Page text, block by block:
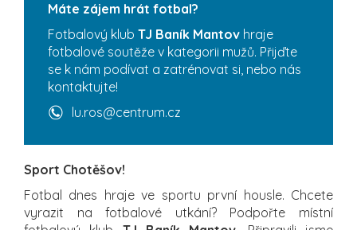
Máte zájem hrát fotbal?
Fotbalový klub TJ Baník Mantov hraje
fotbalové soutěže v kategorii mužů. Přijďte
se k nám podívat a zatrénovat si, nebo nás
kontaktujte!
lu.ros@centrum.cz
Sport Chotěšov!
Fotbal dnes hraje ve sportu první housle. Chcete
vyrazit na fotbalové utkání? Podpořte místní